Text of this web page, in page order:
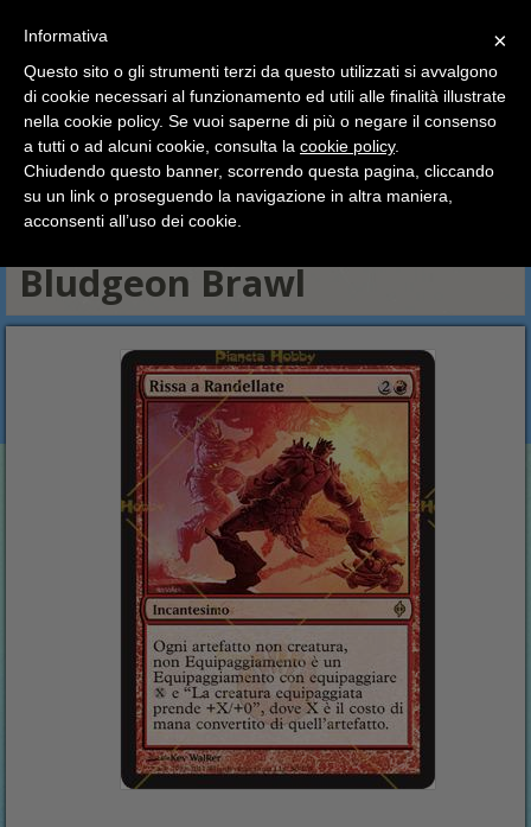
HOME Magic The Gathering Carte Singole
Nuova Phyrexia
Rosse
Rissa a Randellate - Bludgeon Brawl
Bianche Blu Nere Rosse
Verdi
Multicolore, Artefatti e Terre
Rissa a Randellate -
Bludgeon Brawl
×
Ciao a tutti, il negozio sarà chiuso dal 9/08 al 24/08
compreso.
Tutti gli ordini effettuati dopo le 15:00 del 07/08 verranno
spediti a partire dal giorno 25/08.
Buone vacanze a tutti dallo staff di Pianeta Hobby
×
Informativa
Questo sito o gli strumenti terzi da questo utilizzati si avvalgono
di cookie necessari al funzionamento ed utili alle finalità illustrate
nella cookie policy. Se vuoi saperne di più o negare il consenso
a tutti o ad alcuni cookie, consulta la cookie policy.
Chiudendo questo banner, scorrendo questa pagina, cliccando
su un link o proseguendo la navigazione in altra maniera,
acconsenti all’uso dei cookie.